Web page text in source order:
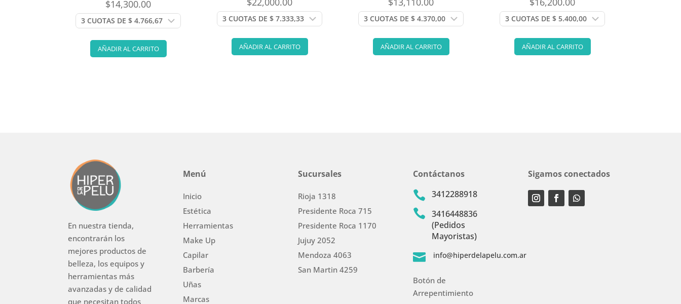
$14,300.00
AÑADIR AL CARRITO AÑADIR AL CARRITO AÑADIR AL CARRITO AÑADIR AL CARRITO
En nuestra tienda,
encontrarán los
mejores productos de
belleza, los equipos y
herramientas más
avanzadas y de calidad
que necesitan todos
Menú
Inicio
Estética
Herramientas
Make Up
Capilar
Barbería
Uñas
Marcas
Sucursales
Rioja 1318
Presidente Roca 715
Presidente Roca 1170
Jujuy 2052
Mendoza 4063
San Martin 4259
Contáctanos
 3412288918

3416448836
(Pedidos
Mayoristas)
 info@hiperdelapelu.com.ar
Botón de
Arrepentimiento
Sigamos conectados